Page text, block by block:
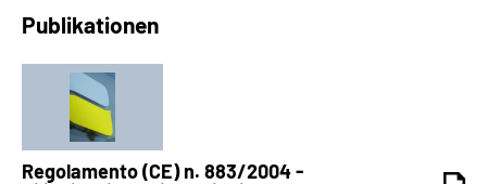
Publikationen
Regolamento (CE) n. 883/2004 -